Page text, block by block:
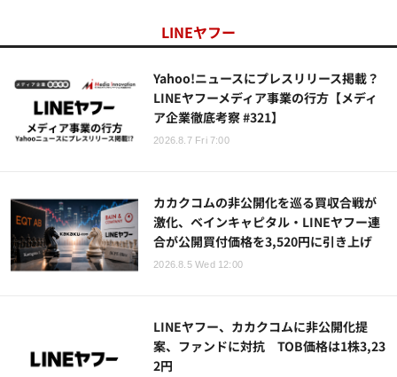
LINEヤフー
Yahoo!ニュースにプレスリリース掲載？
LINEヤフーメディア事業の行方【メディ
ア企業徹底考察 #321】
2026.8.7 Fri 7:00
カカクコムの非公開化を巡る買収合戦が
激化、ベインキャピタル・LINEヤフー連
合が公開買付価格を3,520円に引き上げ
2026.8.5 Wed 12:00
LINEヤフー、カカクコムに非公開化提
案、ファンドに対抗 TOB価格は1株3,23
2円